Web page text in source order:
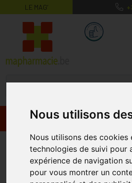
Nous utilisons
Nous utilisons des cookies
technologies de suivi pour
expérience de navigation
pour vous montrer un
LE MAG’
Promos
Durex Nude XL
Pièces
DUREX